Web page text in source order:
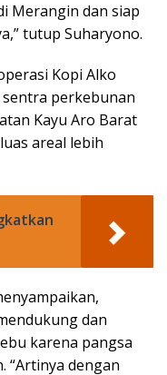
Merangin dan siap
tutup Suharyono.
Kopi Alko
perkebunan
Kayu Aro Barat
areal lebih
dan
karena pangsa
“Artinya dengan